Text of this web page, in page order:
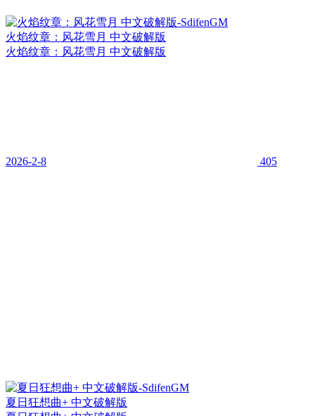
火焰纹章：风花雪月 中文破解版
火焰纹章：风花雪月 中文破解版
2026-2-8 405
夏日狂想曲+ 中文破解版